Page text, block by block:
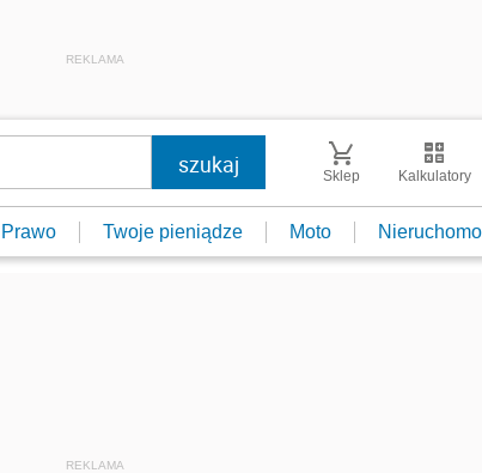
REKLAMA
Sklep Kalkulatory
Prawo Twoje pieniądze Moto